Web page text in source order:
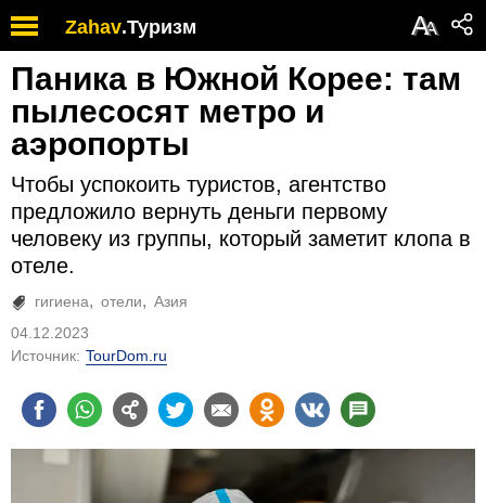
Zahav.Туризм АА
Паника в Южной Корее: там
пылесосят метро и
аэропорты
Чтобы успокоить туристов, агентство
предложило вернуть деньги первому
человеку из группы, который заметит клопа в
отеле.
гигиена отели
Азия
04.12.2023
Источник: TourDom.ru